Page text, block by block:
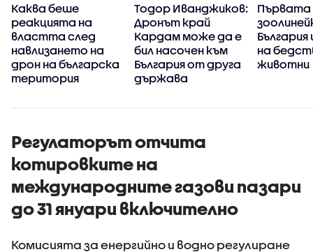
Каква беше
реакцията на
властта след
навлизането на
дрон на българска
територия
Тодор Иванджиков:
Дронът край
Кардам може да е
бил насочен към
България от друга
държава
Първата
на
животни
Регулаторът отчита
котировките на
международните газови пазари
до 31 януари включително
Комисията за енергийно и водно регулиране